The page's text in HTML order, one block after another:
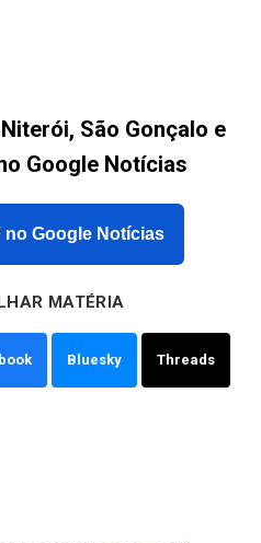
São Gonçalo e
Google Notícias
Google Notícias
MATÉRIA
Bluesky Threads